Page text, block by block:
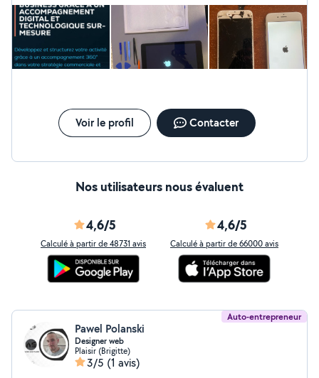
marketing, couplé à de la formations IT Un problème?
Une idée ! Mon objectif, accompagner tous les projets
ambitieux et humains grâce à un accompagnement
digital et technologique sur mesure !
Voir le profil Contacter
Nos utilisateurs nous évaluent
4,6/5
Calculé à partir de 48731 avis
4,6/5
Calculé à partir de 66000 avis
Auto-entrepreneur
Pawel Polanski
Designer web
Plaisir (Brigitte)
3/5 (1 avis)